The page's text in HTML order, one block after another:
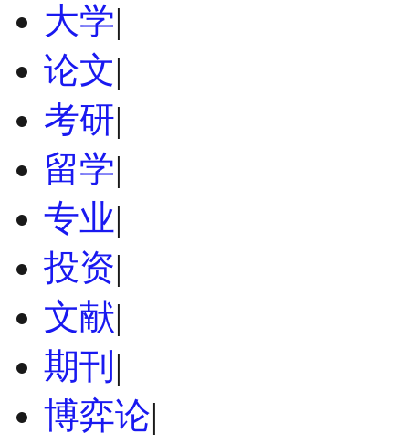
大学|
论文|
考研|
留学|
专业|
投资|
文献|
期刊 |
博弈论|